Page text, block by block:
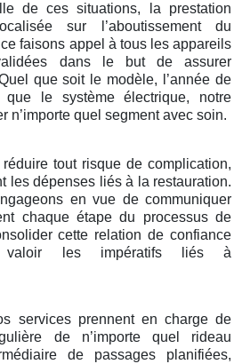
de ces situations, la prestation
sur l’aboutissement du
faisons appel à tous les appareils
dans le but de assurer
que soit le modèle, l’année de
que le système électrique, notre
n’importe quel segment avec soin.
tout risque de complication,
les dépenses liés à la restauration.
en vue de communiquer
chaque étape du processus de
cette relation de confiance
valoir les impératifs liés à
services prennent en charge de
de n’importe quel rideau
de passages planifiées,